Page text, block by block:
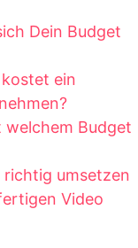
Dein Budget
ein
Budget
umsetzen
Video